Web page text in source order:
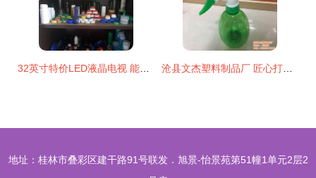
地址：桂林市叠彩区建干路91号联发．旭景-怡景苑第51幢1单元2层2